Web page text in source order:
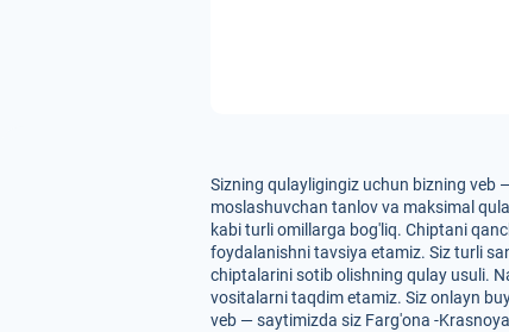
Sizning qulayligingiz uchun bizning veb
moslashuvchan tanlov va maksimal
kabi turli omillarga bog'liq. Chiptani
foydalanishni tavsiya etamiz. Siz turli
chiptalarini sotib olishning qulay usuli.
vositalarni taqdim etamiz. Siz onlayn
veb — saytimizda siz Farg'ona -